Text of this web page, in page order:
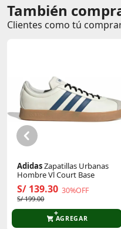
Comentarios de
Comentarios de clientes
Sin
Este producto
Sé el primero en
También
Clientes como tú
AdidasZapatillas Urbanas
Hombre Vl Court Base
S/ 139.30 30%OFF
S/ 199.00
AGREGAR